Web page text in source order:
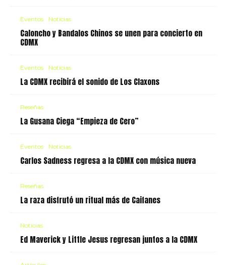
Eventos Noticias
Caloncho y Bandalos Chinos se unen para concierto en
CDMX
Eventos Noticias
La CDMX recibirá el sonido de Los Claxons
Reseñas
La Gusana Ciega “Empieza de Cero”
Eventos Noticias
Carlos Sadness regresa a la CDMX con música nueva
Reseñas
La raza disfrutó un ritual más de Caifanes
Noticias
Ed Maverick y Little Jesus regresan juntos a la CDMX